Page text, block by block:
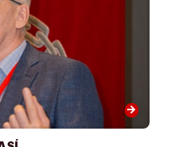
arrow_forward